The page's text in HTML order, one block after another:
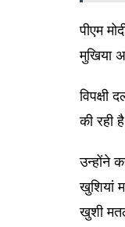
पीएम
मुखिया
विपक्षी
की रही
उन्होंने
खुशियां
खुशी